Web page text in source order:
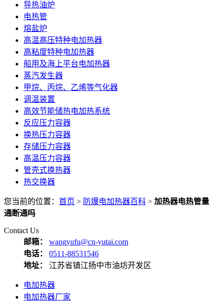
导热油炉
电热管
熔盐炉
高温高压特种电加热器
高粘度特种电加热器
船用及海上平台电加热器
蒸汽发生器
甲烷、丙烷、乙烯等气化器
调温装置
高效节能储热电加热系统
反应压力容器
换热压力容器
存储压力容器
高温压力容器
管壳式换热器
热交换器
您当前的位置： 首页 > 防爆电加热器百科 > 加热器电热管量
通断通吗
Contact Us
邮箱：
wangyufu@cn-yutai.com
电话：
0511-88531546
地址：
江苏省镇江扬中市油坊开发区
电加热器
电加热器厂家